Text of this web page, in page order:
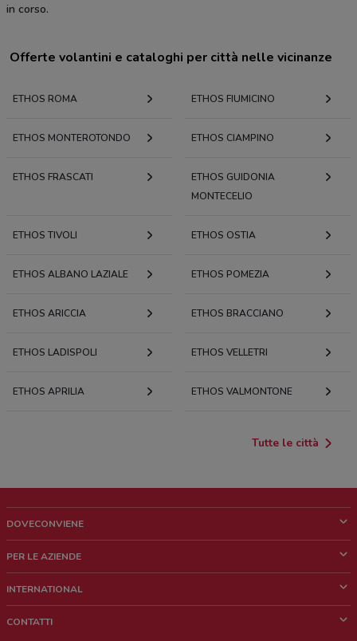
in corso.
Offerte volantini e cataloghi per città nelle vicinanze
ETHOS ROMA ETHOS FIUMICINO
ETHOS MONTEROTONDO ETHOS CIAMPINO
ETHOS FRASCATI
ETHOS GUIDONIA
MONTECELIO
ETHOS TIVOLI ETHOS OSTIA
ETHOS ALBANO LAZIALE ETHOS POMEZIA
ETHOS ARICCIA ETHOS BRACCIANO
ETHOS LADISPOLI ETHOS VELLETRI
ETHOS APRILIA ETHOS VALMONTONE
Tutte le città
DOVECONVIENE
Chi siamo
Lavora con noi
PER LE AZIENDE
Richieste commerciali e marketing
INTERNATIONAL
CONTATTI